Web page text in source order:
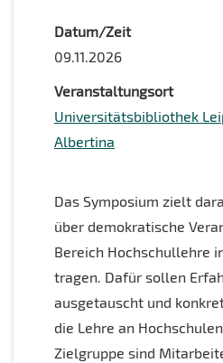
Datum/Zeit
09.11.2026
Veranstaltungsort
Universitätsbibliothek
Albertina
Das Symposium zielt
über demokratische
Bereich Hochschullehre
tragen. Dafür sollen
ausgetauscht und
die Lehre an
Zielgruppe sind